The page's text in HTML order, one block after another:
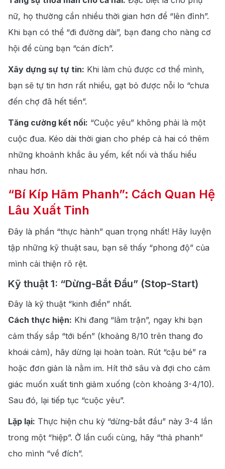
nữ, họ thường cần nhiều thời gian hơn để “lên đỉnh”.
Khi bạn có thể “đi đường dài”, bạn đang cho nàng cơ
hội để cùng bạn “cán đích”.
Xây dựng sự tự tin: Khi làm chủ được cơ thể mình,
bạn sẽ tự tin hơn rất nhiều, gạt bỏ được nỗi lo “chưa
đến chợ đã hết tiền”.
Tăng cường kết nối: “Cuộc yêu” không phải là một
cuộc đua. Kéo dài thời gian cho phép cả hai có thêm
những khoảnh khắc âu yếm, kết nối và thấu hiểu
nhau hơn.
“Bí Kíp Hãm Phanh”: Cách Quan Hệ
Lâu Xuất Tinh
Đây là phần “thực hành” quan trọng nhất! Hãy luyện
tập những kỹ thuật sau, bạn sẽ thấy “phong độ” của
mình cải thiện rõ rệt.
Kỹ thuật 1: “Dừng-Bắt Đầu” (Stop-Start)
Đây là kỹ thuật “kinh điển” nhất.
Cách thực hiện: Khi đang “lâm trận”, ngay khi bạn
cảm thấy sắp “tới bến” (khoảng 8/10 trên thang đo
khoái cảm), hãy dừng lại hoàn toàn. Rút “cậu bé” ra
hoặc đơn giản là nằm im. Hít thở sâu và đợi cho cảm
giác muốn xuất tinh giảm xuống (còn khoảng 3-4/10).
Sau đó, lại tiếp tục “cuộc yêu”.
Lặp lại: Thực hiện chu kỳ “dừng-bắt đầu” này 3-4 lần
trong một “hiệp”. Ở lần cuối cùng, hãy “thả phanh”
cho mình “về đích”.